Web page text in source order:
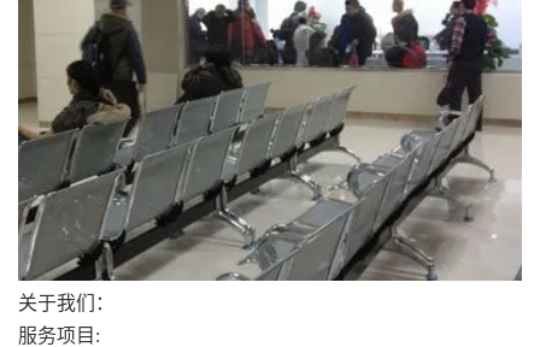
关于我们：
服务项目: